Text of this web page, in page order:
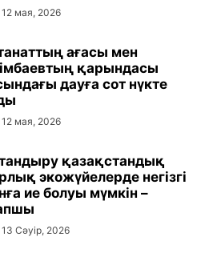
12 мая, 2026
ағасы мен
қарындасы
дауға сот нүкте
12 мая, 2026
қазақстандық
экожүйелерде негізгі
ие болуы мүмкін –
13 Сәуір, 2026